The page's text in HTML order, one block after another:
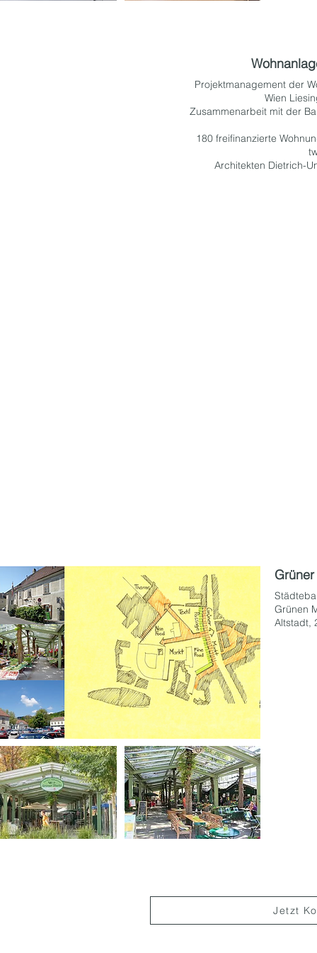
Projektmanagement der
Wien
Zusammenarbeit mit der
180 freifinanzierte
Architekten Dietrich-
Grünen
Altstadt,
Jetzt